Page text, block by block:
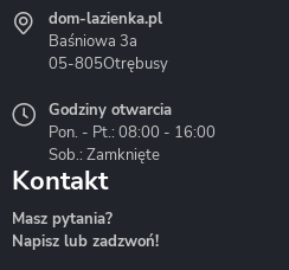
Hydrostop
Liveno
dom-lazienka.pl
Baśniowa 3a
05-805Otrębusy
Godziny otwarcia
Pon. - Pt.: 08:00 - 16:00
Sob.: Zamknięte
Kontakt
Masz pytania?
Napisz lub zadzwoń!